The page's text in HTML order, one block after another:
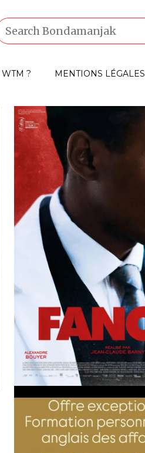
WTM ? MENTIONS LÉGALES